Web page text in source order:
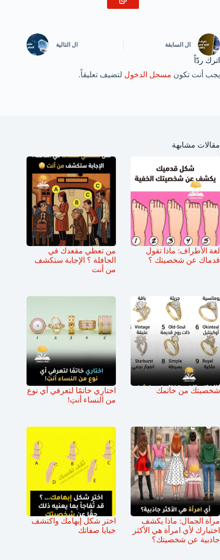
ال السابقة ال التالية
اترك ردّاً
يجب أنت تكون مسجل الدخول لتضيف تعليقاً.
مقالات مشابهة
لغة الأطراف: ماذا تقول
قدماك عن شخصيتك ؟
من تعطي مقعدك في
الحافلة ؟ الإجابة ستكشف
من أنت
شخصيتك من خاتمك
اختارِي خاتمًا لتعرفي أي نوع
من النساء أنتِ!
مرآة الجمال: ماذا يكشف
اختيارك لأي امرأة هي الأكثر
جاذبية عن شخصيتك؟
اختر شكل إبهامك واكتشف
خبايا صفاتك